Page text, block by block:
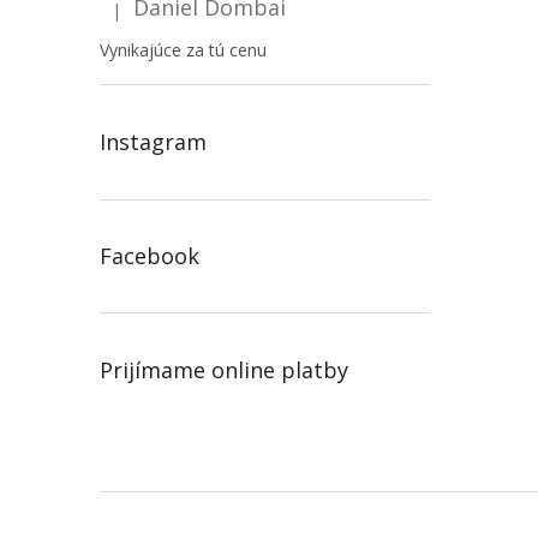
Hodnotenie produktu je 5 z 5 hviezdičiek.
| Daniel Dombai
Vynikajúce za tú cenu
Instagram
Facebook
Prijímame online platby